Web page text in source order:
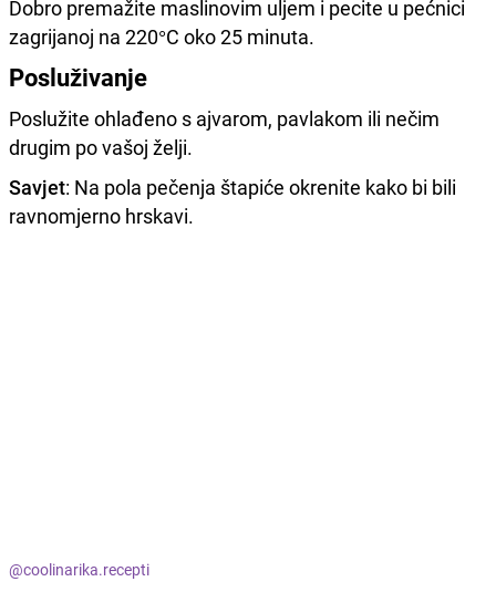
Dobro premažite maslinovim uljem i pecite u pećnici
zagrijanoj na 220°C oko 25 minuta.
Posluživanje
Poslužite ohlađeno s ajvarom, pavlakom ili nečim
drugim po vašoj želji.
Savjet: Na pola pečenja štapiće okrenite kako bi bili
ravnomjerno hrskavi.
@coolinarika.recepti